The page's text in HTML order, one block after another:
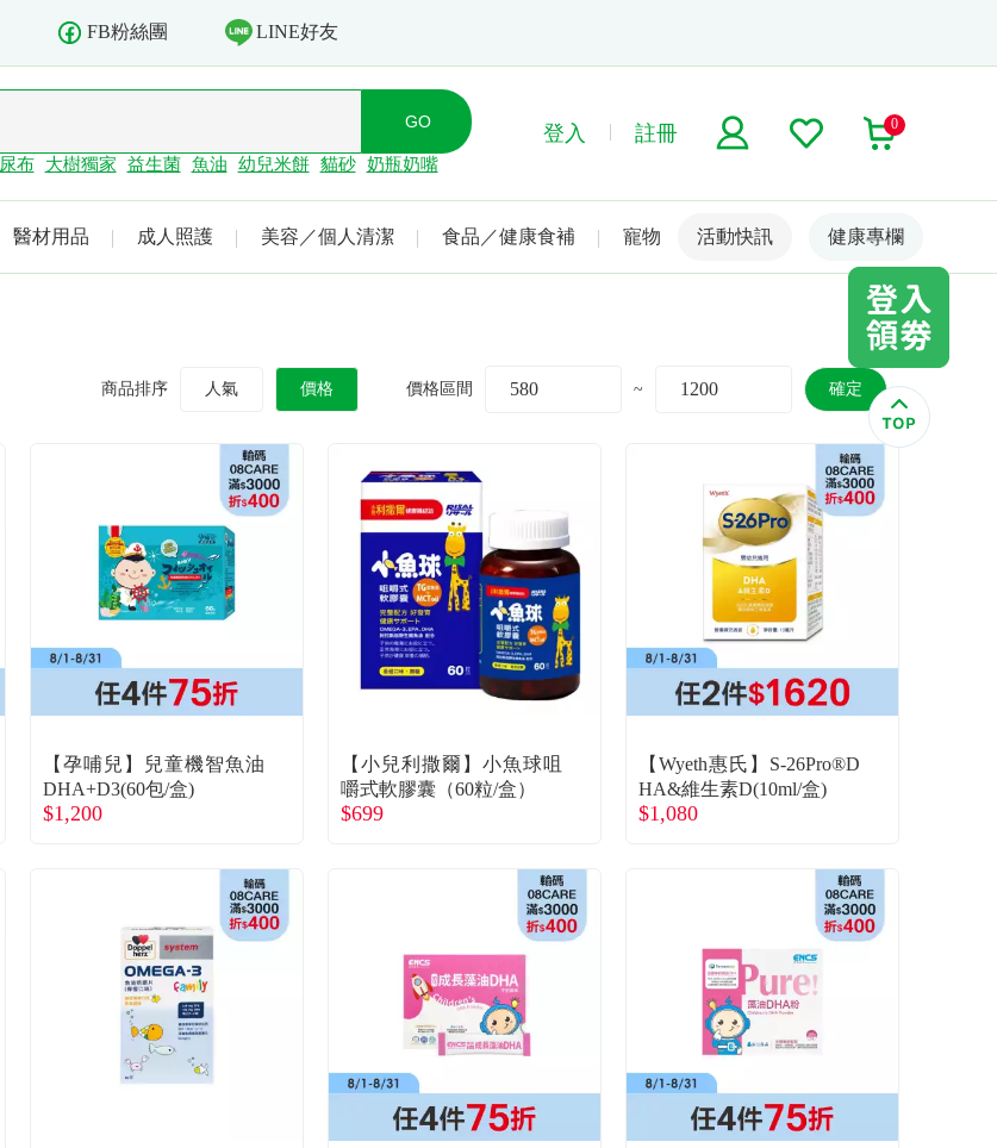
FB粉絲團 LINE好友
尿布 大樹獨家 益生菌 魚油 幼兒米餅 貓砂 奶瓶奶嘴
登入 註冊 0
醫材用品 成人照護 美容／個人清潔 食品／健康食補 寵物 名人嚴選
活動快訊 健康專欄
商品排序 人氣 價格 價格區間 ~ 確定
【孕哺兒】兒童機智魚油
DHA+D3(60包/盒)
$1,200
【小兒利撒爾】小魚球咀
嚼式軟膠囊（60粒/盒）
$699
【Wyeth惠氏】S-26Pro®D
HA&維生素D(10ml/盒)
$1,080